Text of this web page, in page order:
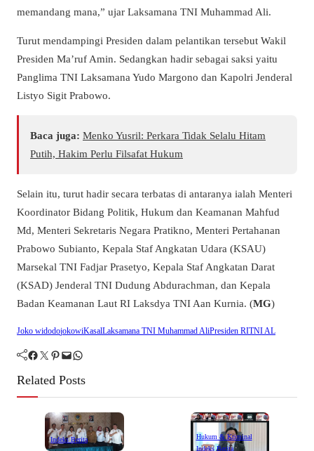
memandang mana,” ujar Laksamana TNI Muhammad Ali.
Turut mendampingi Presiden dalam pelantikan tersebut Wakil
Presiden Ma’ruf Amin. Sedangkan hadir sebagai saksi yaitu
Panglima TNI Laksamana Yudo Margono dan Kapolri Jenderal
Listyo Sigit Prabowo.
Baca juga: Menko Yusril: Perkara Tidak Selalu Hitam
Putih, Hakim Perlu Filsafat Hukum
Selain itu, turut hadir secara terbatas di antaranya ialah Menteri
Koordinator Bidang Politik, Hukum dan Keamanan Mahfud
Md, Menteri Sekretaris Negara Pratikno, Menteri Pertahanan
Prabowo Subianto, Kepala Staf Angkatan Udara (KSAU)
Marsekal TNI Fadjar Prasetyo, Kepala Staf Angkatan Darat
(KSAD) Jenderal TNI Dudung Abdurachman, dan Kepala
Badan Keamanan Laut RI Laksdya TNI Aan Kurnia. (MG)
Joko widodojokowiKasalLaksamana TNI Muhammad AliPresiden RITNI AL
Facebook Twitter Pinterest Mail WhatsApp
Related Posts
Indeks Berita
Hukum & Kriminal
Indeks Berita